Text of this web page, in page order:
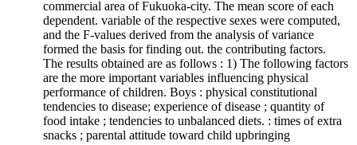
commercial area of Fukuoka-city. The mean score of each
dependent. variable of the respective sexes were computed,
and the F-values derived from the analysis of variance
formed the basis for finding out. the contributing factors.
The results obtained are as follows : 1) The following factors
are the more important variables influencing physical
performance of children. Boys : physical constitutional
tendencies to disease; experience of disease ; quantity of
food intake ; tendencies to unbalanced diets. : times of extra
snacks ; parental attitude toward child upbringing